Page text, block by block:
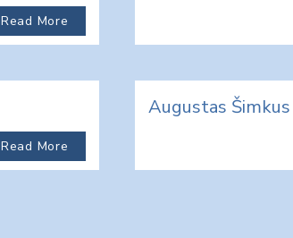
Read More
Read More
Augustas Šimkus